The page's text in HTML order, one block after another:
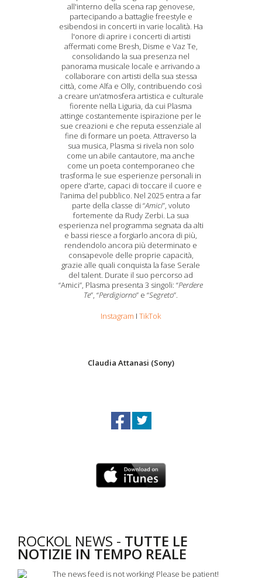
all'interno della scena rap genovese,
partecipando a battaglie freestyle e
esibendosi in concerti in varie località. Ha
l'onore di aprire i concerti di artisti
affermati come Bresh, Disme e Vaz Te,
consolidando la sua presenza nel
panorama musicale locale e arrivando a
collaborare con artisti della sua stessa
città, come Alfa e Olly, contribuendo così
a creare un'atmosfera artistica e culturale
fiorente nella Liguria, da cui Plasma
attinge costantemente ispirazione per le
sue creazioni e che reputa essenziale al
fine di formare un poeta. Attraverso la
sua musica, Plasma si rivela non solo
come un abile cantautore, ma anche
come un poeta contemporaneo che
trasforma le sue esperienze personali in
opere d'arte, capaci di toccare il cuore e
l'anima del pubblico. Nel 2025 entra a far
parte della classe di “Amici”, voluto
fortemente da Rudy Zerbi. La sua
esperienza nel programma segnata da alti
e bassi riesce a forgiarlo ancora di più,
rendendolo ancora più determinato e
consapevole delle proprie capacità,
grazie alle quali conquista la fase Serale
del talent. Durate il suo percorso ad
“Amici”, Plasma presenta 3 singoli: “Perdere
Te”, “Perdigiorno” e “Segreto”.
Instagram ITikTok
Claudia Attanasi (Sony)
ROCKOL NEWS - TUTTE LE
NOTIZIE IN TEMPO REALE